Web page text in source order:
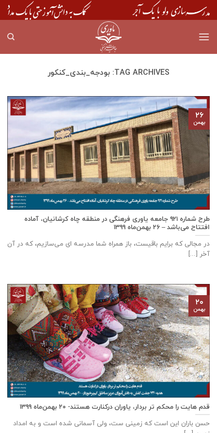
Skip
to
TAG ARCHIVES: بودجه_بندی_کنکور
طرح شماره ۹۲۱ جامعه ياوری فرهنگی در منطقه چاه کرشانیان، آماده
افتتاح می‌باشد – ۲۶ بهمن‌ماه ۱۳۹۹
در مجالی که برایم باقیست، باز همراه شما مدرسه ای می‌سازیم، که در آن
آخر [...]
۲۶
بهمن
قدم هایت را محکم تر بردار، یاوران درکنارت هستند- ۲۰ بهمن‌ماه ۱۳۹۹
حسن باران این است که زمینی ست، ولی آسمانی شده است و به امداد
۲۰
بهمن